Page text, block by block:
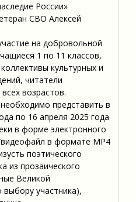
России»
СВО Алексей
на добровольной
1 по 11 классов,
культурных и
читатели
возрастов.
представить в
по 16 апреля 2025 года
в форме электронного
видеофайл в формате MР4
поэтического
из прозаического
Великой
участника),